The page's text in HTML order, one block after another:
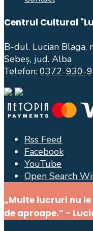
Centrul Cultural
B-dul. Lucian Blaga,
Sebeș, jud. Alba
Telefon: 0372-930-
Rss Feed
Facebook
YouTube
Open Search
„Multe lucruri nu
de aproape.” -